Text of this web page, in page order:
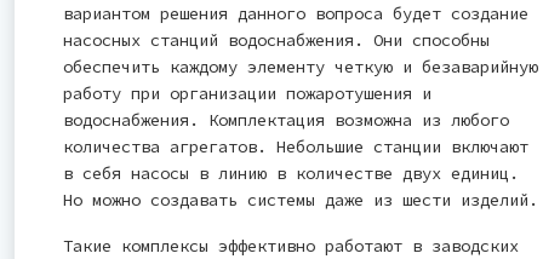
вариантом решения данного вопроса будет создание
насосных станций водоснабжения. Они способны
обеспечить каждому элементу четкую и безаварийную
работу при организации пожаротушения и
водоснабжения. Комплектация возможна из любого
количества агрегатов. Небольшие станции включают
в себя насосы в линию в количестве двух единиц.
Но можно создавать системы даже из шести изделий.
Такие комплексы эффективно работают в заводских